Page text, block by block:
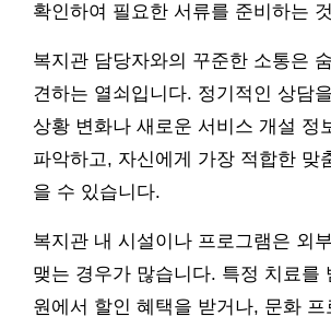
확인하여 필요한 서류를 준비하는
복지관 담당자와의 꾸준한 소통은
견하는 열쇠입니다. 정기적인 상담
상황 변화나 새로운 서비스 개설 정
파악하고, 자신에게 가장 적합한 맞
을 수 있습니다.
복지관 내 시설이나 프로그램은 외
맺는 경우가 많습니다. 특정 치료를
원에서 할인 혜택을 받거나, 문화